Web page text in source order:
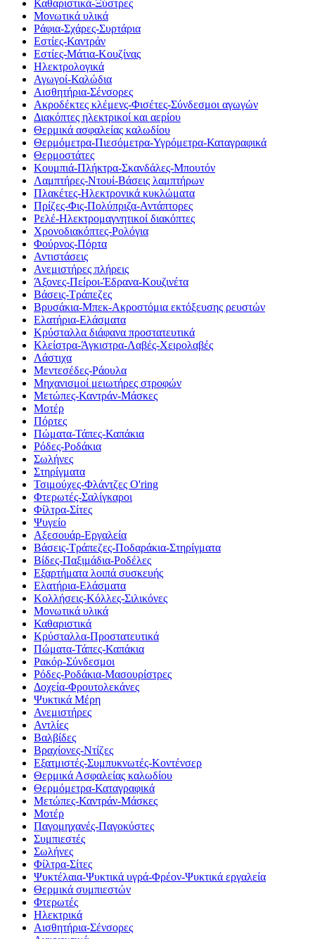
Καθαριστικά-Ξύστρες
Μονωτικά υλικά
Ράφια-Σχάρες-Συρτάρια
Εστίες-Καντράν
Εστίες-Μάτια-Κουζίνας
Ηλεκτρολογικά
Αγωγοί-Καλώδια
Αισθητήρια-Σένσορες
Ακροδέκτες κλέμενς-Φισέτες-Σύνδεσμοι αγωγών
Διακόπτες ηλεκτρικοί και αερίου
Θερμικά ασφαλείας καλωδίου
Θερμόμετρα-Πιεσόμετρα-Υγρόμετρα-Καταγραφικά
Θερμοστάτες
Κουμπιά-Πλήκτρα-Σκανδάλες-Μπουτόν
Λαμπτήρες-Ντουί-Βάσεις λαμπτήρων
Πλακέτες-Ηλεκτρονικά κυκλώματα
Πρίζες-Φις-Πολύπριζα-Αντάπτορες
Ρελέ-Ηλεκτρομαγνητικοί διακόπτες
Χρονοδιακόπτες-Ρολόγια
Φούρνος-Πόρτα
Αντιστάσεις
Ανεμιστήρες πλήρεις
Άξονες-Πείροι-Έδρανα-Κουζινέτα
Βάσεις-Τράπεζες
Βρυσάκια-Μπεκ-Ακροστόμια εκτόξευσης ρευστών
Ελατήρια-Ελάσματα
Κρύσταλλα διάφανα προστατευτικά
Κλείστρα-Άγκιστρα-Λαβές-Χειρολαβές
Λάστιχα
Μεντεσέδες-Ράουλα
Μηχανισμοί μειωτήρες στροφών
Μετώπες-Καντράν-Μάσκες
Μοτέρ
Πόρτες
Πώματα-Τάπες-Καπάκια
Ρόδες-Ροδάκια
Σωλήνες
Στηρίγματα
Τσιμούχες-Φλάντζες O'ring
Φτερωτές-Σαλίγκαροι
Φίλτρα-Σίτες
Ψυγείο
Αξεσουάρ-Εργαλεία
Βάσεις-Τράπεζες-Ποδαράκια-Στηρίγματα
Βίδες-Παξιμάδια-Ροδέλες
Εξαρτήματα λοιπά συσκευής
Ελατήρια-Ελάσματα
Κολλήσεις-Κόλλες-Σιλικόνες
Μονωτικά υλικά
Καθαριστικά
Κρύσταλλα-Προστατευτικά
Πώματα-Τάπες-Καπάκια
Ρακόρ-Σύνδεσμοι
Ρόδες-Ροδάκια-Μασουρίστρες
Δοχεία-Φρουτολεκάνες
Ψυκτικά Μέρη
Ανεμιστήρες
Αντλίες
Βαλβίδες
Βραχίονες-Ντίζες
Εξατμιστές-Συμπυκνωτές-Κοντένσερ
Θερμικά Ασφαλείας καλωδίου
Θερμόμετρα-Καταγραφικά
Μετώπες-Καντράν-Μάσκες
Μοτέρ
Παγομηχανές-Παγοκύστες
Συμπιεστές
Σωλήνες
Φίλτρα-Σίτες
Ψυκτέλαια-Ψυκτικά υγρά-Φρέον-Ψυκτικά εργαλεία
Θερμικά συμπιεστών
Φτερωτές
Ηλεκτρικά
Αισθητήρια-Σένσορες